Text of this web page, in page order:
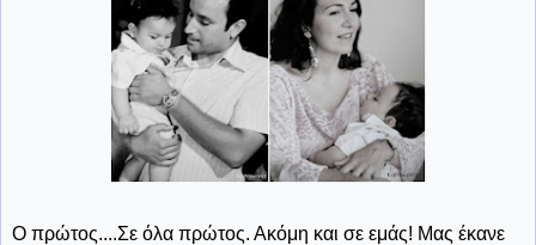
Ο πρώτος....Σε όλα πρώτος. Ακόμη και σε εμάς! Μας έκανε